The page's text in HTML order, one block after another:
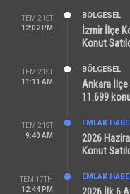
TEM 21ST
12:02 PM
BÖLGESEL
İzmir İlçe
Konut
TEM 21ST
11:11 AM
BÖLGESEL
Ankara İlçe
11.699
TEM 21ST
9:40 AM
EMLAK
2026
Konut
TEM 17TH
12:44 PM
EMLAK